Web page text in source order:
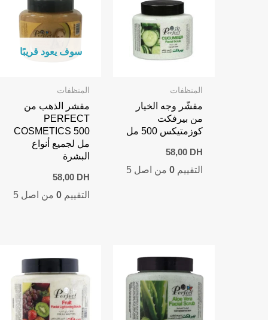
المنظفات
مقشّر وجه الخيار
من بيرفكت
كوزمتيكس 500 مل
58,00 DH
التقييم 0من اصل 5
سوف يعود قريبًا
المنظفات
مقشر الذهب من
PERFECT
COSMETICS 500
مل لجميع أنواع
البشرة
58,00 DH
التقييم0 من اصل 5